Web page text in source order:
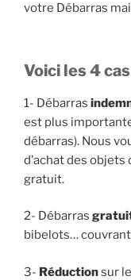
votre Débarras
Voici les 4
1- Débarras
est plus
débarras). Nous
d’achat des
gratuit.
2- Débarras
bibelots…
3- Réductionsur